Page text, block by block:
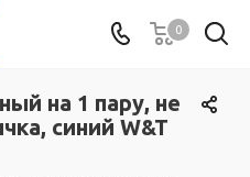
0
на 1 пару, не
синий W&T